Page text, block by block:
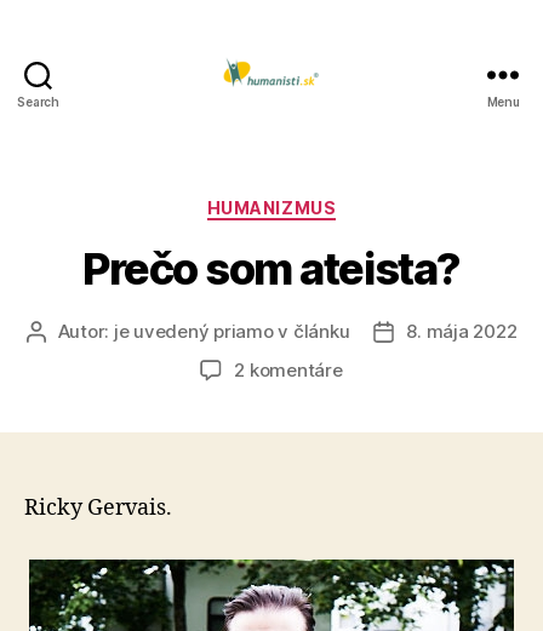
Search Menu
Kategórie
HUMANIZMUS
Prečo som ateista?
AutorAutor: je uvedený priamo v článku
Dátum
8. mája 2022
2 komentárena
Ricky Gervais.